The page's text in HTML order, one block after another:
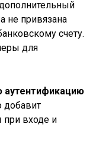
не привязана
счету.
для
аутентификацию
добавит
при входе и